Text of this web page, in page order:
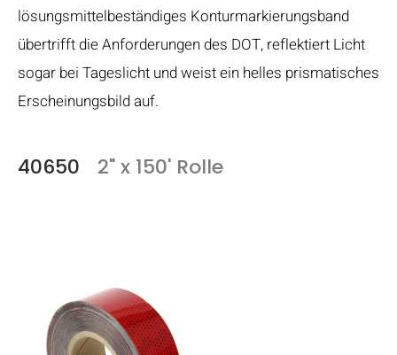
lösungsmittelbeständiges Konturmarkierungsband
übertrifft die Anforderungen des DOT, reflektiert Licht
sogar bei Tageslicht und weist ein helles prismatisches
Erscheinungsbild auf.
40650 2" x 150' Rolle